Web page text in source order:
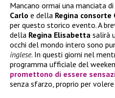
Mancano ormai una manciata di
Carlo e della Regina consorte
per questo storico evento. A
della Regina Elisabetta salirà
occhi del mondo intero sono
inglese. In questi giorni nel
programma ufficiale del
promettono di essere
senza sfarzo, proprio per volere